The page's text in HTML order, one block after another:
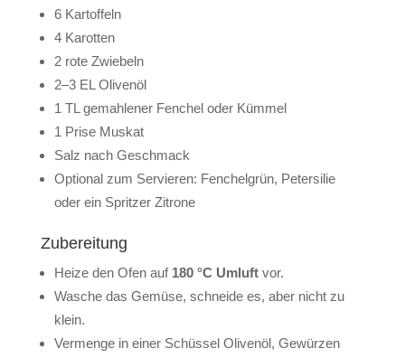
6 Kartoffeln
4 Karotten
2 rote Zwiebeln
2–3 EL Olivenöl
1 TL gemahlener Fenchel oder Kümmel
1 Prise Muskat
Salz nach Geschmack
Optional zum Servieren: Fenchelgrün, Petersilie
oder ein Spritzer Zitrone
Zubereitung
Heize den Ofen auf 180 °C Umluftvor.
Wasche das Gemüse, schneide es, aber nicht zu
klein.
Vermenge in einer Schüssel Olivenöl, Gewürzen